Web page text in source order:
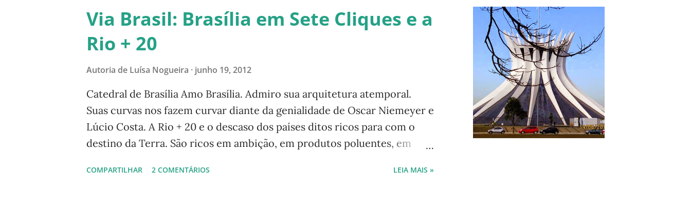
pela preservação da natureza. Esse contato com o verdadeiramente belo
e natural sempre nos ensina e revigora. Caminhando por trilhas
ecológicas estamos em contato com nosso eu interior, sem vaidades
encontro com nosso lado natural, espiritualizado, aonde o bem supera e
ultrapassa os limites de nosso próprio corpo. Trilhas ecológicas, jardins,
parques e matas dever...
Via Brasil: Brasília em Sete Cliques e a
Rio + 20
Autoria de Luísa Nogueira junho 19, 2012
Catedral de Brasília Amo Brasília. Admiro sua arquitetura atemporal.
Suas curvas nos fazem curvar diante da genialidade de Oscar Niemeyer e
Lúcio Costa. A Rio + 20 e o descaso dos países ditos ricos para com o
destino da Terra. São ricos em ambição, em produtos poluentes, em
econômico. Árvores e rios imploram: - Cuidem de mim, cuidem das
COMPARTILHAR 2 COMENTÁRIOS LEIA MAIS »